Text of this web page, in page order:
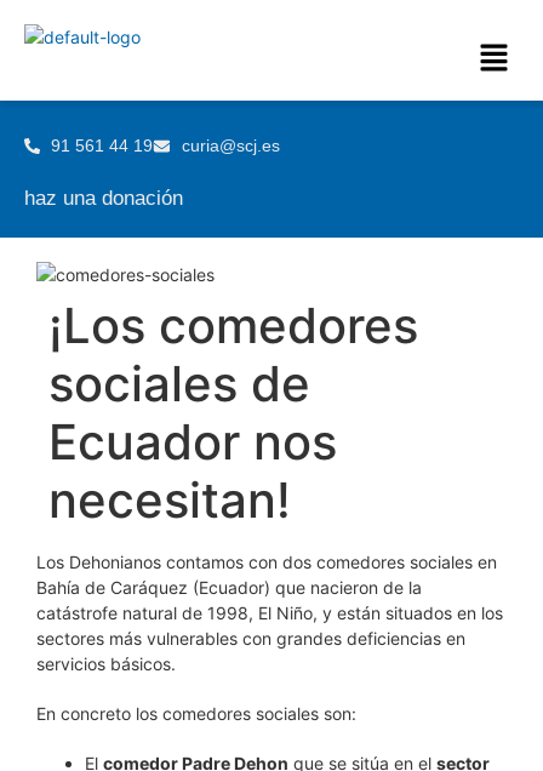
91 561 44 19 curia@scj.es
haz una donación
¡Los comedores
sociales de
Ecuador nos
necesitan!
Los Dehonianos contamos con dos comedores sociales en
Bahía de Caráquez (Ecuador) que nacieron de la
catástrofe natural de 1998, El Niño, y están situados en los
sectores más vulnerables con grandes deficiencias en
servicios básicos.
En concreto los comedores sociales son:
El comedor Padre Dehon que se sitúa en el sector